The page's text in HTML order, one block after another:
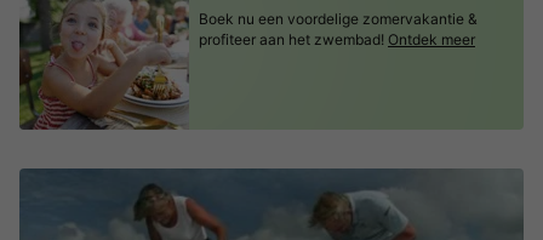
Boek nu een voordelige zomervakantie &
profiteer aan het zwembad! Ontdek meer